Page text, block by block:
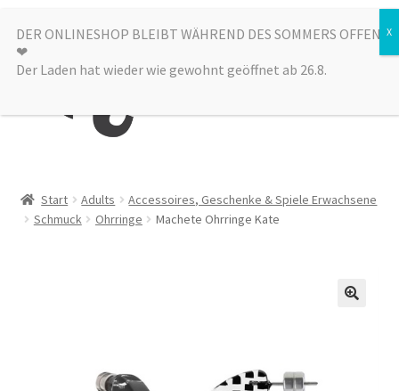
Zur
Navigation
springen
Zum
Inhalt
springen
Menü
Alle Produkte
Start Adults
Accessoires, Geschenke & Spiele Erwachsene
Schmuck
Ohrringe Machete Ohrringe Kate
DER ONLINESHOP BLEIBT WÄHREND DES SOMMERS OFFEN
❤︎
Der Laden hat wieder wie gewohnt geöffnet ab 26.8.